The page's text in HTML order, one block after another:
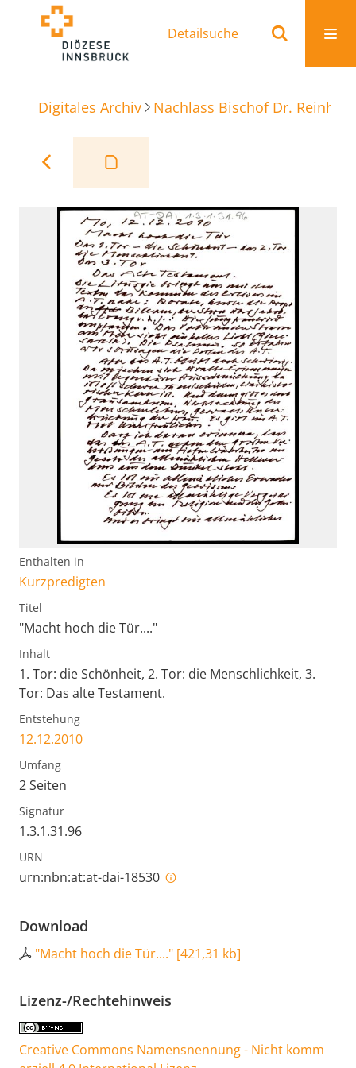
Detailsuche
Digitales Archiv Nachlass Bischof Dr.
Enthalten in
Kurzpredigten
Titel
"Macht hoch die Tür...."
Inhalt
1. Tor: die Schönheit, 2. Tor: die Menschlichkeit, 3.
Tor: Das alte Testament.
Entstehung
12.12.2010
Umfang
2 Seiten
Signatur
1.3.1.31.96
URN
urn:nbn:at:at-dai-18530
Download
"Macht hoch die Tür...." [421,31 kb]
Lizenz-/Rechtehinweis
Creative Commons Namensnennung - Nicht komm